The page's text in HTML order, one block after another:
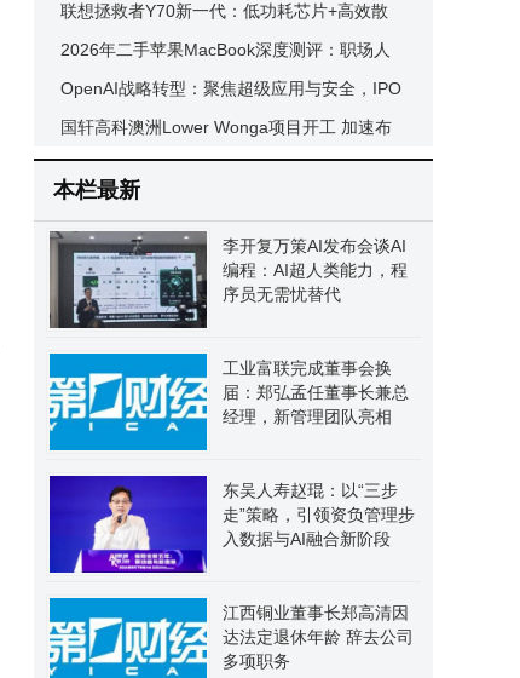
变
联想拯救者Y70新一代：低功耗芯片+高效散
热，夏日游戏不烫手的性价比之选
2026年二手苹果MacBook深度测评：职场人
高性价比办公利器怎么选？
OpenAI战略转型：聚焦超级应用与安全，IPO
前夕如何平衡资本与使命？
国轩高科澳洲Lower Wonga项目开工 加速布
局全球新能源市场
本栏最新
李开复万策AI发布会谈AI
编程：AI超人类能力，程
序员无需忧替代
工业富联完成董事会换
届：郑弘孟任董事长兼总
经理，新管理团队亮相
东吴人寿赵琨：以“三步
走”策略，引领资负管理步
入数据与AI融合新阶段
江西铜业董事长郑高清因
达法定退休年龄 辞去公司
多项职务